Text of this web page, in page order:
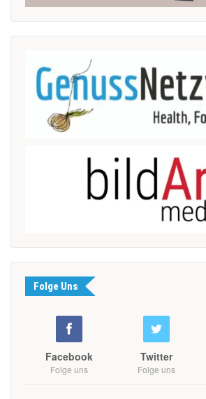
Folge Uns
Facebook
Folge uns
Twitter
Folge uns